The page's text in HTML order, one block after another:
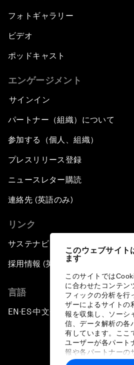
このウェブサイ
ます
このサイトでは
に合わせたコンテン
フィックの分析を行
ザーによるサイトの
報を収集し、ソーシ
信、データ解析の各
有しています。ここ
ユーザーが各パート
報や各パートナーの
に収集された情報
フォトギャラリー
ビデオ
ポッドキャスト
エンゲージメント
サインイン
パートナー（組織）について
参加する（個人、組織）
プレスリリース登録
ニュースレター購読
連絡先 (英語のみ)
リンク
サステナビリティへの取り組み
採用情報 (英語のみ)
言語
EN ▪ES▪中文▪ 日本語